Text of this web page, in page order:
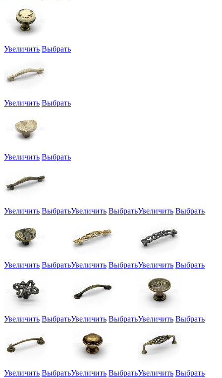
Увеличить Выбрать
Увеличить Выбрать
Увеличить Выбрать
Увеличить ВыбратьУвеличить ВыбратьУвеличить Выбрать
Увеличить ВыбратьУвеличить ВыбратьУвеличить Выбрать
Увеличить ВыбратьУвеличить ВыбратьУвеличить Выбрать
Увеличить ВыбратьУвеличить ВыбратьУвеличить Выбрать